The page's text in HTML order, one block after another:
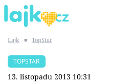
SHOPAHOLICADEL
Lajk ■ TopStar
TOPSTAR
13. listopadu 2013 10:31